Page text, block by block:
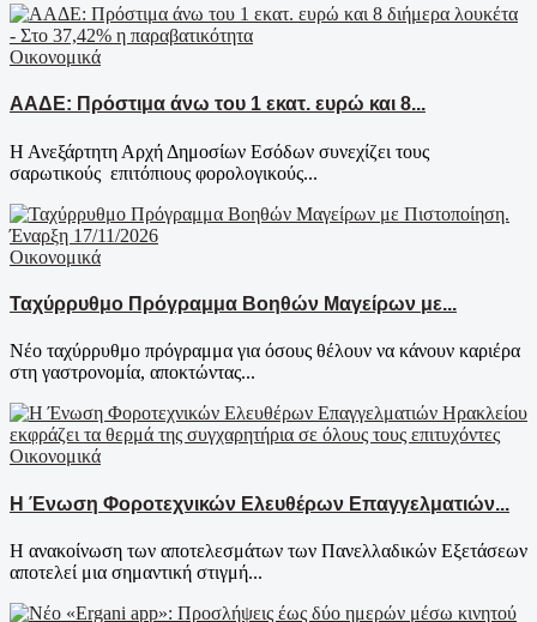
Οικονομικά
ΑΑΔΕ: Πρόστιμα άνω του 1 εκατ. ευρώ και 8...
Η Ανεξάρτητη Αρχή Δημοσίων Εσόδων συνεχίζει τους
σαρωτικούς επιτόπιους φορολογικούς...
Οικονομικά
Ταχύρρυθμο Πρόγραμμα Βοηθών Μαγείρων με...
Νέο ταχύρρυθμο πρόγραμμα για όσους θέλουν να κάνουν καριέρα
στη γαστρονομία, αποκτώντας...
Οικονομικά
Η Ένωση Φοροτεχνικών Ελευθέρων Επαγγελματιών...
Η ανακοίνωση των αποτελεσμάτων των Πανελλαδικών Εξετάσεων
αποτελεί μια σημαντική στιγμή...